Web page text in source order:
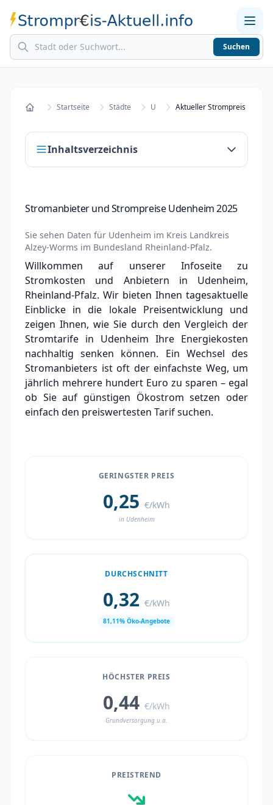
Home
Stromkosten berechnen
Suchen
StartseiteStartseite Städte U Aktueller Strompreis in
Inhaltsverzeichnis
2025
Stromanbieter wechseln in Udenheim
Strompreisvergleich Udenheim 2025
Grundversorger Udenheim
Experten-Analyse: Strommarkt in Udenheim
Aktueller Strompreis in Udenheim
Stromanbieter in der Nähe von Udenheim
Stromanbieter und Strompreise Udenheim 2025
Sie sehen Daten für Udenheim im Kreis Landkreis
Alzey-Worms im Bundesland Rheinland-Pfalz.
Willkommen auf unserer Infoseite zu
Stromkosten und Anbietern in Udenheim,
Rheinland-Pfalz. Wir bieten Ihnen tagesaktuelle
Einblicke in die lokale Preisentwicklung und
zeigen Ihnen, wie Sie durch den Vergleich der
Stromtarife in Udenheim Ihre Energiekosten
nachhaltig senken können. Ein Wechsel des
Stromanbieters ist oft der einfachste Weg, um
jährlich mehrere hundert Euro zu sparen – egal
ob Sie auf günstigen Ökostrom setzen oder
einfach den preiswertesten Tarif suchen.
GERINGSTER PREIS
0,25 €/kWh
in Udenheim
DURCHSCHNITT
0,32 €/kWh
81,11% Öko-Angebote
HÖCHSTER PREIS
0,44 €/kWh
Grundversorgung u.a.
PREISTREND